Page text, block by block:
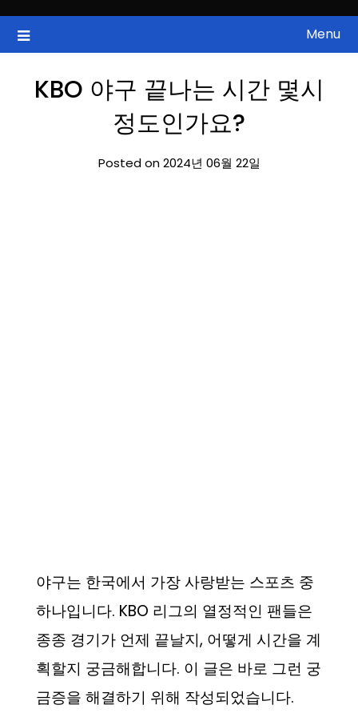
content
ZAN 주식정보
국내증시, 해외증시, 급등주, 낙폭과대, 골든크로스, 상한가, 하한가 등
의 주식 정보.
Menu
KBO 야구 끝나는 시간 몇시
정도인가요?
Posted on 2024년 06월 22일
야구는 한국에서 가장 사랑받는 스포츠 중
하나입니다. KBO 리그의 열정적인 팬들은
종종 경기가 언제 끝날지, 어떻게 시간을 계
획할지 궁금해합니다. 이 글은 바로 그런 궁
금증을 해결하기 위해 작성되었습니다.